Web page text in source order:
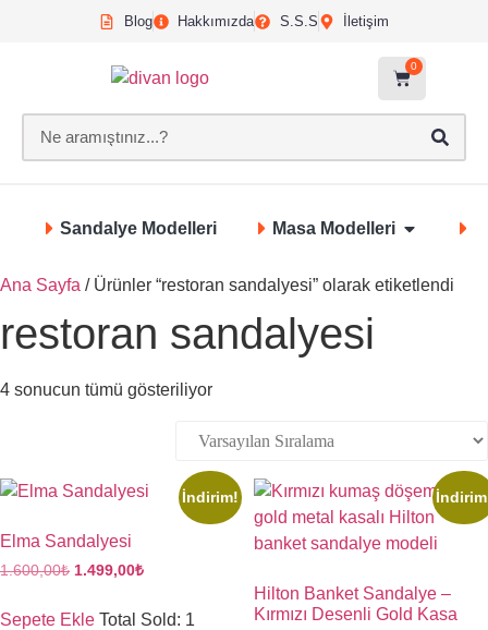
Blog Hakkımızda S.S.S İletişim
0
Sandalye Modelleri Masa Modelleri
Ana Sayfa / Ürünler “restoran sandalyesi” olarak etiketlendi
restoran sandalyesi
4 sonucun tümü gösteriliyor
İndirim!
Elma Sandalyesi
1.600,00₺ 1.499,00₺
Sepete Ekle Total Sold: 1
Hilton Banket Sandalye –
Kırmızı Desenli Gold Kasa